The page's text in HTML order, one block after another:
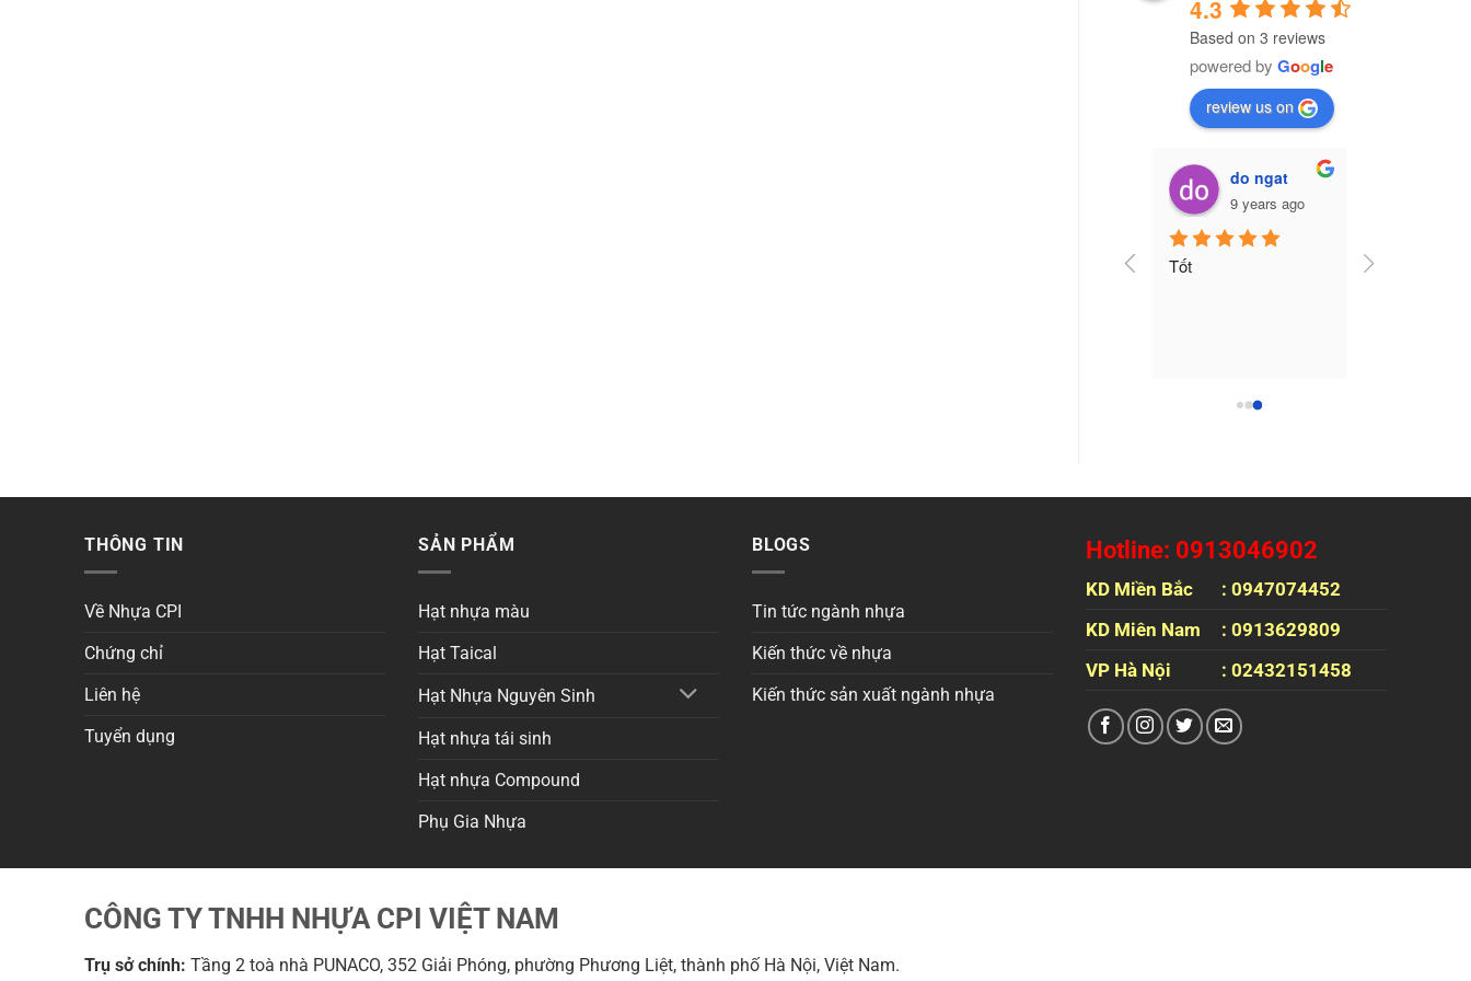
4.3
Based on 3 reviews
powered by Google
review us on
Công ty nhựa CPI Việt
do ngat
9 years ago
Tốt
THÔNG TIN
Về Nhựa CPI
Chứng chỉ
Liên hệ
Tuyển dụng
SẢN PHẨM
Hạt nhựa màu
Hạt Taical
Hạt Nhựa Nguyên Sinh
Hạt nhựa tái sinh
Hạt nhựa Compound
Phụ Gia Nhựa
BLOGS
Tin tức ngành nhựa
Kiến thức về nhựa
Kiến thức sản xuất ngành nhựa
Hotline: 0913046902
KD Miền Bắc
: 0947074452
KD Miên Nam
: 0913629809
VP Hà Nội
: 02432151458
CÔNG TY TNHH NHỰA CPI VIỆT NAM
Trụ sở chính: Tầng 2 toà nhà PUNACO, 352 Giải Phóng, phường Phương Liệt, thành phố Hà Nội, Việt Nam.